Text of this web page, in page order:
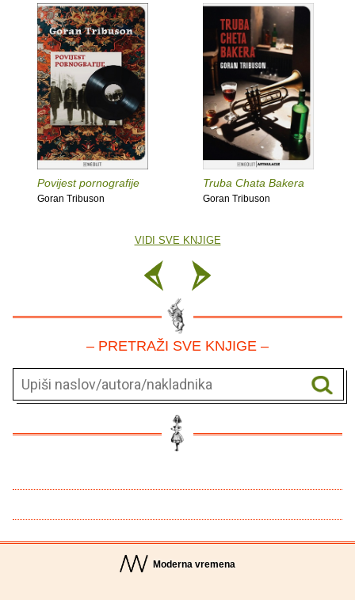
Povijest pornografije
Goran Tribuson
Truba Chata Bakera
Goran Tribuson
VIDI SVE KNJIGE
– PRETRAŽI SVE KNJIGE –
Moderna vremena